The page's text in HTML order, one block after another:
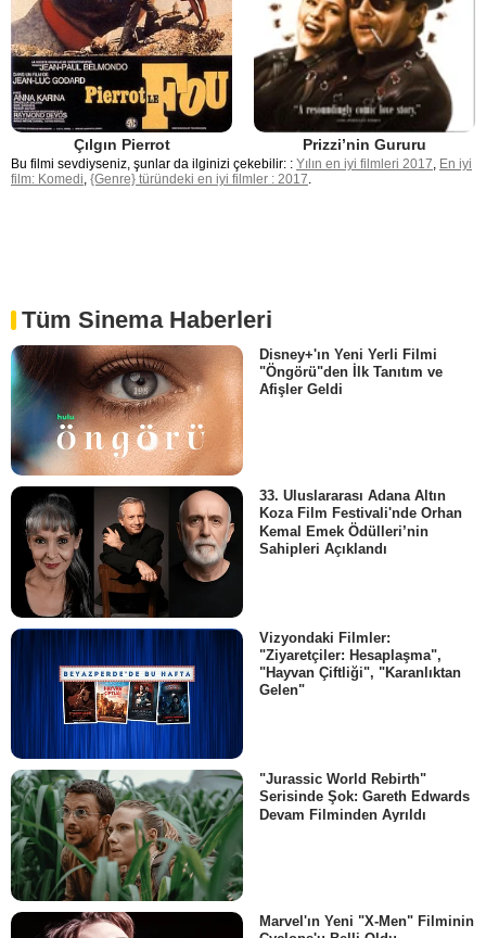
Çılgın Pierrot Prizzi’nin Gururu
Bu filmi sevdiyseniz, şunlar da ilginizi çekebilir: : Yılın en iyi filmleri 2017, En iyi
film: Komedi, {Genre} türündeki en iyi filmler : 2017.
Tüm Sinema Haberleri
Disney+'ın Yeni Yerli Filmi
"Öngörü"den İlk Tanıtım ve
Afişler Geldi
33. Uluslararası Adana Altın
Koza Film Festivali'nde Orhan
Kemal Emek Ödülleri’nin
Sahipleri Açıklandı
Vizyondaki Filmler:
"Ziyaretçiler: Hesaplaşma",
"Hayvan Çiftliği", "Karanlıktan
Gelen"
"Jurassic World Rebirth"
Serisinde Şok: Gareth Edwards
Devam Filminden Ayrıldı
Marvel'ın Yeni "X-Men" Filminin